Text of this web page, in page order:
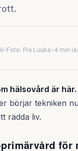
Foto: Pia Luuka• 4 min
hälsovård är här.
börjar tekniken
rädda liv.
för